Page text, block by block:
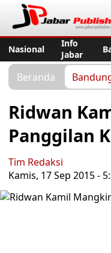
Nasional
Info
Jabar
Beranda
Ridwan
Panggilan
Tim Redaksi
Kamis, 17 Sep 2015 -